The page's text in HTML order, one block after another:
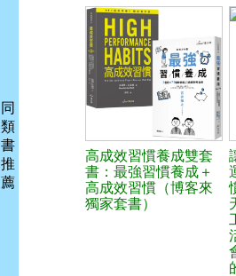
同
類
書
推
薦
高成效習慣養成雙套
書：最強習慣養成＋
高成效習慣（博客來
獨家套書）